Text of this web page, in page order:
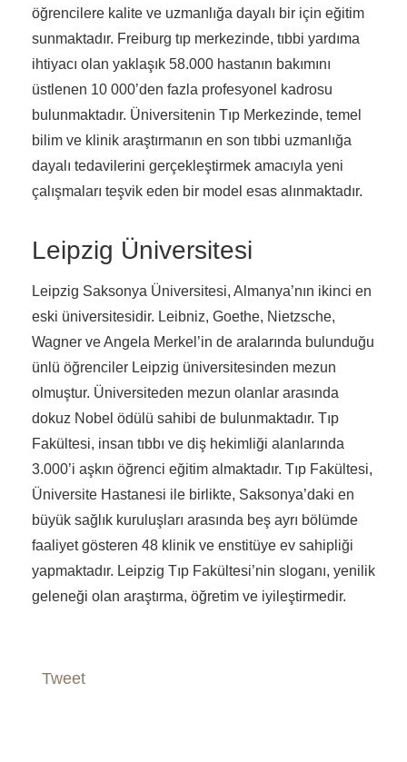
öğrencilere kalite ve uzmanlığa dayalı bir için eğitim
sunmaktadır. Freiburg tıp merkezinde, tıbbi yardıma
ihtiyacı olan yaklaşık 58.000 hastanın bakımını
üstlenen 10 000’den fazla profesyonel kadrosu
bulunmaktadır. Üniversitenin Tıp Merkezinde, temel
bilim ve klinik araştırmanın en son tıbbi uzmanlığa
dayalı tedavilerini gerçekleştirmek amacıyla yeni
çalışmaları teşvik eden bir model esas alınmaktadır.
Leipzig Üniversitesi
Leipzig Saksonya Üniversitesi, Almanya’nın ikinci en
eski üniversitesidir. Leibniz, Goethe, Nietzsche,
Wagner ve Angela Merkel’in de aralarında bulunduğu
ünlü öğrenciler Leipzig üniversitesinden mezun
olmuştur. Üniversiteden mezun olanlar arasında
dokuz Nobel ödülü sahibi de bulunmaktadır. Tıp
Fakültesi, insan tıbbı ve diş hekimliği alanlarında
3.000’i aşkın öğrenci eğitim almaktadır. Tıp Fakültesi,
Üniversite Hastanesi ile birlikte, Saksonya’daki en
büyük sağlık kuruluşları arasında beş ayrı bölümde
faaliyet gösteren 48 klinik ve enstitüye ev sahipliği
yapmaktadır. Leipzig Tıp Fakültesi’nin sloganı, yenilik
geleneği olan araştırma, öğretim ve iyileştirmedir.
Tweet